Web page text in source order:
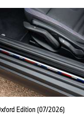
Edition (07/2026)